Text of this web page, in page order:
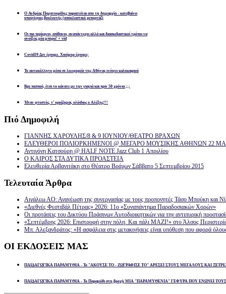
Ο Ανδρέας Παχατουρίδης παραιτείται απο τη δημαρχία - κατεβαίνει
υποψήφιος βουλευτής (αποκλειστικό ρεπορτάζ)
Οι πιο περίεργοι, απίθανοι, αναπάντεχοι αλλά και διασκεδαστικοί τρόποι να
ανοίξεις μία μπύρα! + vid
Covid19 Δεν έχουμε. Χιούμορ έχουμε;
Το αυτοκόλλητο μέσα σε λεωφορείο της Αθήνας ενόψει καλοκαιριού
Βρε παππού, έτσι το κάνατε με την γιαγιά και πριν 50 χρόνια ;;;
Ήταν φτυστός, τ’ ορκίζομαι, ολόιδιος ο Αλέξης!!!
Πιό Δημοφιλή
ΓΙΑΝΝΗΣ ΧΑΡΟΥΛΗΣ/8 & 9 ΙΟΥΝΙΟΥ/ΘΕΑΤΡΟ ΒΡΑΧΩΝ
ΕΛΕΥΘΕΡΟΙ ΠΟΛΙΟΡΚΗΜΕΝΟΙ @ ΜΕΓΑΡΟ ΜΟΥΣΙΚΗΣ ΑΘΗΝΩΝ 22
Αντιγόνη Κατσούρη @ HALF NOTE Jazz Club 1 Απριλίου
Ο ΚΑΙΡΟΣ ΣΤΑ ΔΥΤΙΚΑ ΠΡΟΑΣΤΕΙΑ
Ελευθερία Αρβανιτάκη στο Θέατρο Βράχων Σάββατο 5 Σεπτεμβρίου 2015
Τελευταία Άρθρα
Αιγάλεω ΑΟ: Ανανέωση της συνεργασίας με τους προπονητές Τάσο Μπούκη και
«Διεθνές Φεστιβάλ Πέτρας» 2026: 11ο «Συναπάντημα Παραδοσιακών Χορών»
Οι προτάσεις του Δικτύου Πράσινων Αυτοδιοικητικών για την αντιπυρική
«Σεπτέμβρης 2026: Επιστροφή στην πόλη. Και πάλι ΜΑΖΙ!» στο Άλσος
Μπ. Αλεξανδράτος: «Η ασφάλεια στις μετακινήσεις είναι υπόθεση που αφορά
ΟΙ ΕΚΔΟΣΕΙΣ ΜΑΣ
ΠΑΙΔΑΓΩΓΙΚΑ ΠΑΡΑΜΥΘΙΑ - Το "ΑΚΟΥΣΕ ΤΟ - ΖΩΓΡΑΦΙΣΕ ΤΟ" ΑΡΕΣΕΙ ΣΤΟΥΣ ΜΕΓΑΛΟΥΣ ΚΑΙ
ΠΑΙΔΑΓΩΓΙΚΑ ΠΑΡΑΜΥΘΙΑ - Το Παραμύθι στη βροχή ΜΙΑ "ΠΑΡΑΜΥΘΕΝΙΑ" ΓΕΦΥΡΑ ΠΟΥ ΕΝΩΝΕΙ